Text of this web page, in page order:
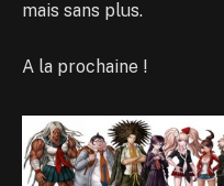
mais sans plus.
A la prochaine !